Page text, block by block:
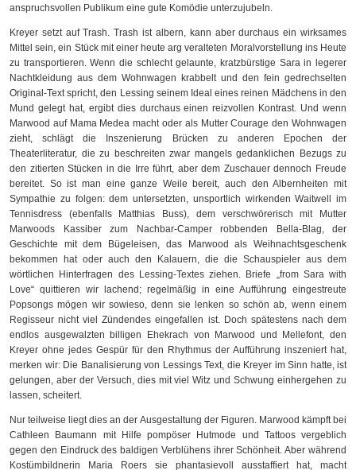
anspruchsvollen Publikum eine gute Komödie unterzujubeln.
Kreyer setzt auf Trash. Trash ist albern, kann aber durchaus ein wirksames
Mittel sein, ein Stück mit einer heute arg veralteten Moralvorstellung ins Heute
zu transportieren. Wenn die schlecht gelaunte, kratzbürstige Sara in legerer
Nachtkleidung aus dem Wohnwagen krabbelt und den fein gedrechselten
Original-Text spricht, den Lessing seinem Ideal eines reinen Mädchens in den
Mund gelegt hat, ergibt dies durchaus einen reizvollen Kontrast. Und wenn
Marwood auf Mama Medea macht oder als Mutter Courage den Wohnwagen
zieht, schlägt die Inszenierung Brücken zu anderen Epochen der
Theaterliteratur, die zu beschreiten zwar mangels gedanklichen Bezugs zu
den zitierten Stücken in die Irre führt, aber dem Zuschauer dennoch Freude
bereitet. So ist man eine ganze Weile bereit, auch den Albernheiten mit
Sympathie zu folgen: dem untersetzten, unsportlich wirkenden Waitwell im
Tennisdress (ebenfalls Matthias Buss), dem verschwörerisch mit Mutter
Marwoods Kassiber zum Nachbar-Camper robbenden Bella-Blag, der
Geschichte mit dem Bügeleisen, das Marwood als Weihnachtsgeschenk
bekommen hat oder auch den Kalauern, die die Schauspieler aus dem
wörtlichen Hinterfragen des Lessing-Textes ziehen. Briefe „from Sara with
Love“ quittieren wir lachend; regelmäßig in eine Aufführung eingestreute
Popsongs mögen wir sowieso, denn sie lenken so schön ab, wenn einem
Regisseur nicht viel Zündendes eingefallen ist. Doch spätestens nach dem
endlos ausgewalzten billigen Ehekrach von Marwood und Mellefont, den
Kreyer ohne jedes Gespür für den Rhythmus der Aufführung inszeniert hat,
merken wir: Die Banalisierung von Lessings Text, die Kreyer im Sinn hatte, ist
gelungen, aber der Versuch, dies mit viel Witz und Schwung einhergehen zu
lassen, scheitert.
Nur teilweise liegt dies an der Ausgestaltung der Figuren. Marwood kämpft bei
Cathleen Baumann mit Hilfe pompöser Hutmode und Tattoos vergeblich
gegen den Eindruck des baldigen Verblühens ihrer Schönheit. Aber während
Kostümbildnerin Maria Roers sie phantasievoll ausstaffiert hat, macht